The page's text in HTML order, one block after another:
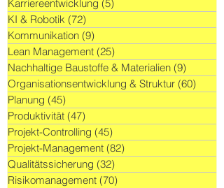
Karriereentwicklung (5)
KI & Robotik (72)
Kommunikation (9)
Lean Management (25)
Nachhaltige Baustoffe & Materialien (9)
Organisationsentwicklung & Struktur (60)
Planung (45)
Produktivität (47)
Projekt-Controlling (45)
Projekt-Management (82)
Qualitätssicherung (32)
Risikomanagement (70)